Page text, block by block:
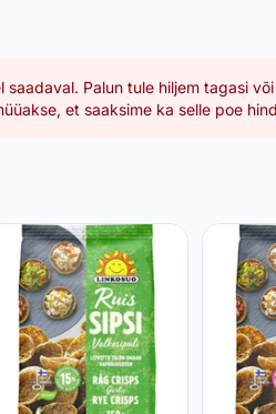
saadaval. Palun tule hiljem tagasi
et saaksime ka selle poe